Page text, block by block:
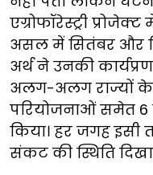
एग्रोफॉरेस्ट्री
असल में सितंबर और
अर्थ ने उनकी
अलग-अलग राज्यों के
परियोजनाओं समेत 6
किया। हर जगह इसी
संकट की स्थिति